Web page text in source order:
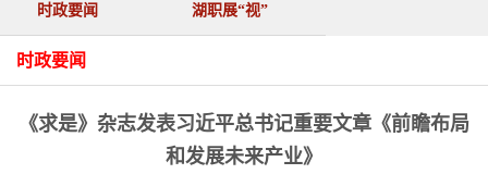
时政要闻 湖职展“视”
时政要闻
《求是》杂志发表习近平总书记重要文章《前瞻布局
和发展未来产业》